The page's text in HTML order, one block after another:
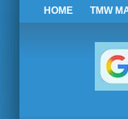
HOME TMW